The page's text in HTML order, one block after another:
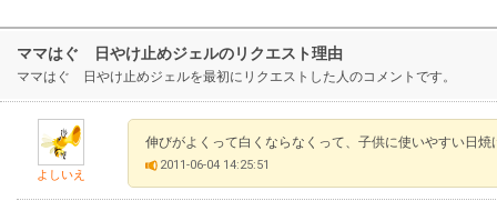
ママはぐ 日やけ止めジェルのリクエスト理由
ママはぐ 日やけ止めジェルを最初にリクエストした人のコメントです。
よしいえ
伸びがよくって白くならなくって、子供に使いやすい日焼
2011-06-04 14:25:51